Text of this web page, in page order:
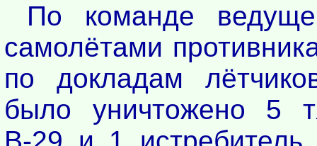
По команде
самолётами
по докладам
было уничтожено 5